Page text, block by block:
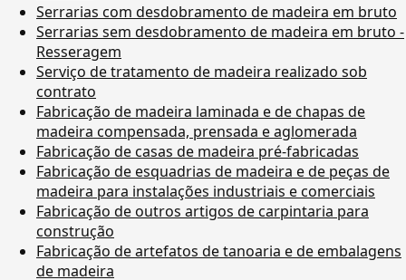
Serrarias com desdobramento de madeira em bruto
Serrarias sem desdobramento de madeira em bruto -
Resseragem
Serviço de tratamento de madeira realizado sob
contrato
Fabricação de madeira laminada e de chapas de
madeira compensada, prensada e aglomerada
Fabricação de casas de madeira pré-fabricadas
Fabricação de esquadrias de madeira e de peças de
madeira para instalações industriais e comerciais
Fabricação de outros artigos de carpintaria para
construção
Fabricação de artefatos de tanoaria e de embalagens
de madeira